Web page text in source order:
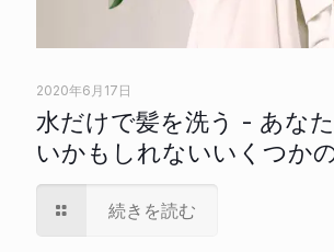
2020年6月17日
水だけで髪を洗う - あな
いかもしれないいくつか
続きを読む